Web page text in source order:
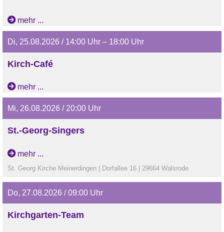
mehr ...
Di, 25.08.2026 / 14:00 Uhr – 18:00 Uhr
Kirch-Café
mehr ...
Mi, 26.08.2026 / 20:00 Uhr
St.-Georg-Singers
mehr ...
St. Georg Kirche Meinerdingen | Dorfallee 16 | 29664 Walsrode
Do, 27.08.2026 / 09:00 Uhr
Kirchgarten-Team